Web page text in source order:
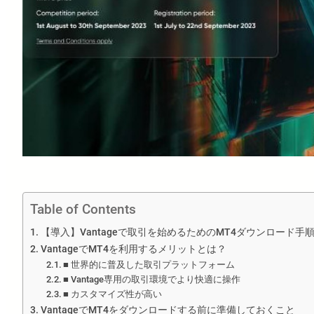
Table of Contents
【導入】Vantageで取引を始めるためのMT4ダウンロード手
VantageでMT4を利用するメリットとは？
■ 世界的に普及した取引プラットフォーム
■ Vantage専用の取引環境でより快適に操作
■ カスタマイズ性が高い
VantageでMT4をダウンロードする前に準備しておくこと